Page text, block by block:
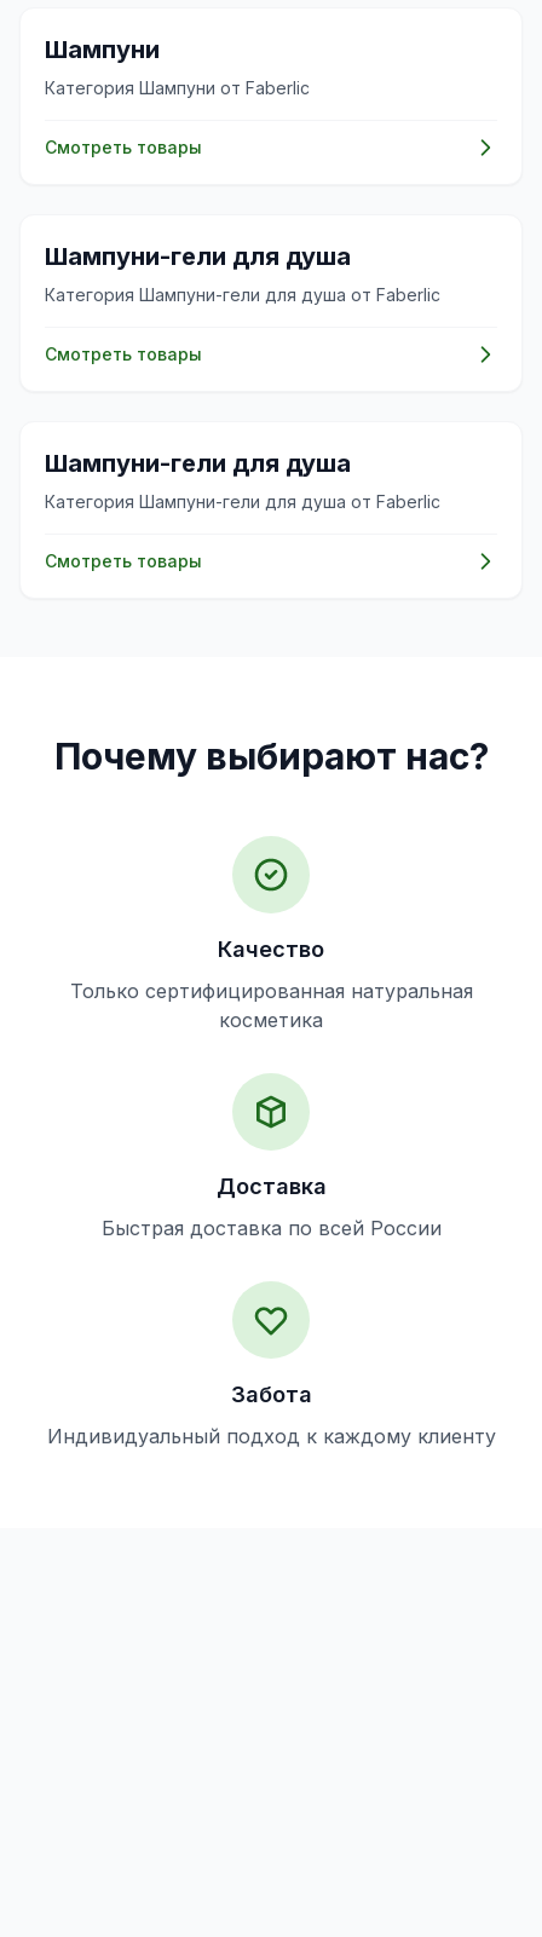
✨
Шампуни
Категория Шампуни от Faberlic
Смотреть товары
✨
Шампуни-гели для душа
Категория Шампуни-гели для душа от Faberlic
Смотреть товары
✨
Шампуни-гели для душа
Категория Шампуни-гели для душа от Faberlic
Смотреть товары
Почему выбирают нас?
Качество
Только сертифицированная натуральная
косметика
Доставка
Быстрая доставка по всей России
Забота
Индивидуальный подход к каждому клиенту